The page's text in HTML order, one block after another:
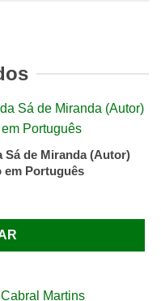
Sá de Miranda (Autor)
em Português